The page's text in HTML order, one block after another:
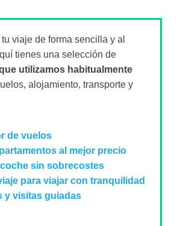
viaje de forma sencilla y al
tienes una selección de
utilizamos habitualmente
alojamiento, transporte y
de vuelos
al mejor precio
sin sobrecostes
para viajar con tranquilidad
y visitas guiadas